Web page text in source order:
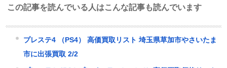
この記事を読んでいる人はこんな記事も読んでいます
プレステ4 （PS4） 高価買取リスト 埼玉県草加市やさいたま
市に出張買取 2/2